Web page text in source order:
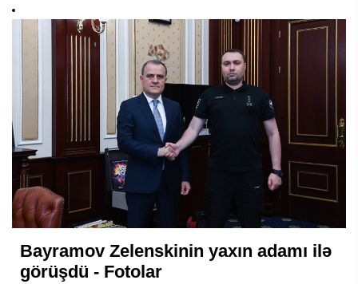
Bayramov Zelenskinin yaxın adamı ilə
görüşdü - Fotolar